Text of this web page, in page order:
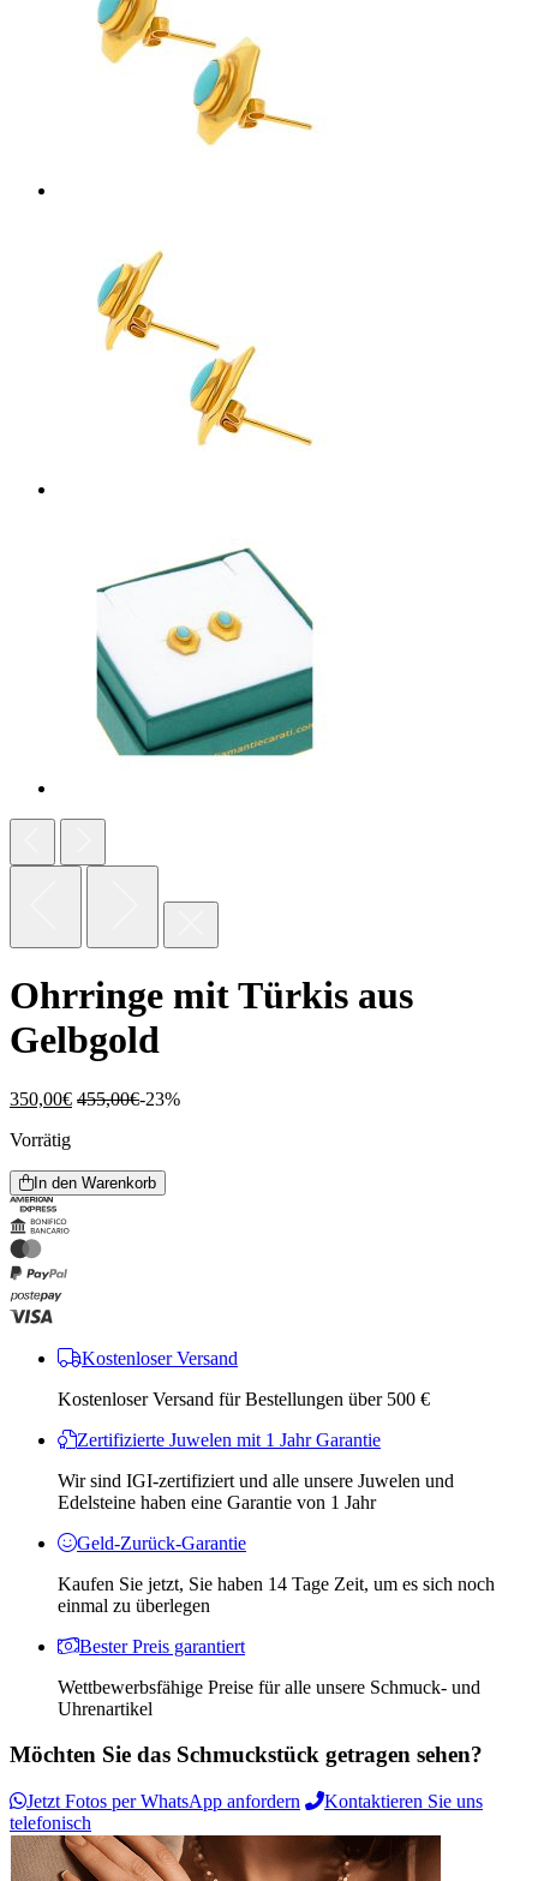
Ohrringe mit Türkis aus
Gelbgold
350,00€ 455,00€-23%
Vorrätig
In den Warenkorb
Kostenloser Versand
Kostenloser Versand für Bestellungen über 500 €
Zertifizierte Juwelen mit 1 Jahr Garantie
Wir sind IGI-zertifiziert und alle unsere Juwelen und
Edelsteine ​​haben eine Garantie von 1 Jahr
Geld-Zurück-Garantie
Kaufen Sie jetzt, Sie haben 14 Tage Zeit, um es sich noch
einmal zu überlegen
Bester Preis garantiert
Wettbewerbsfähige Preise für alle unsere Schmuck- und
Uhrenartikel
Möchten Sie das Schmuckstück getragen sehen?
Jetzt Fotos per WhatsApp anfordern
Kontaktieren Sie uns
telefonisch